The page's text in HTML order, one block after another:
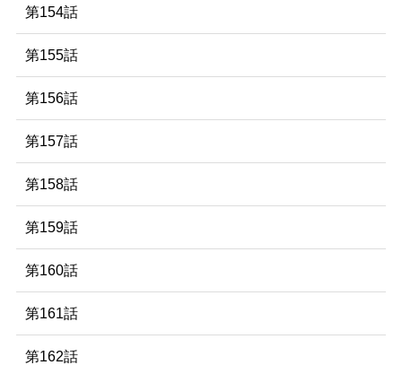
第154話
第155話
第156話
第157話
第158話
第159話
第160話
第161話
第162話